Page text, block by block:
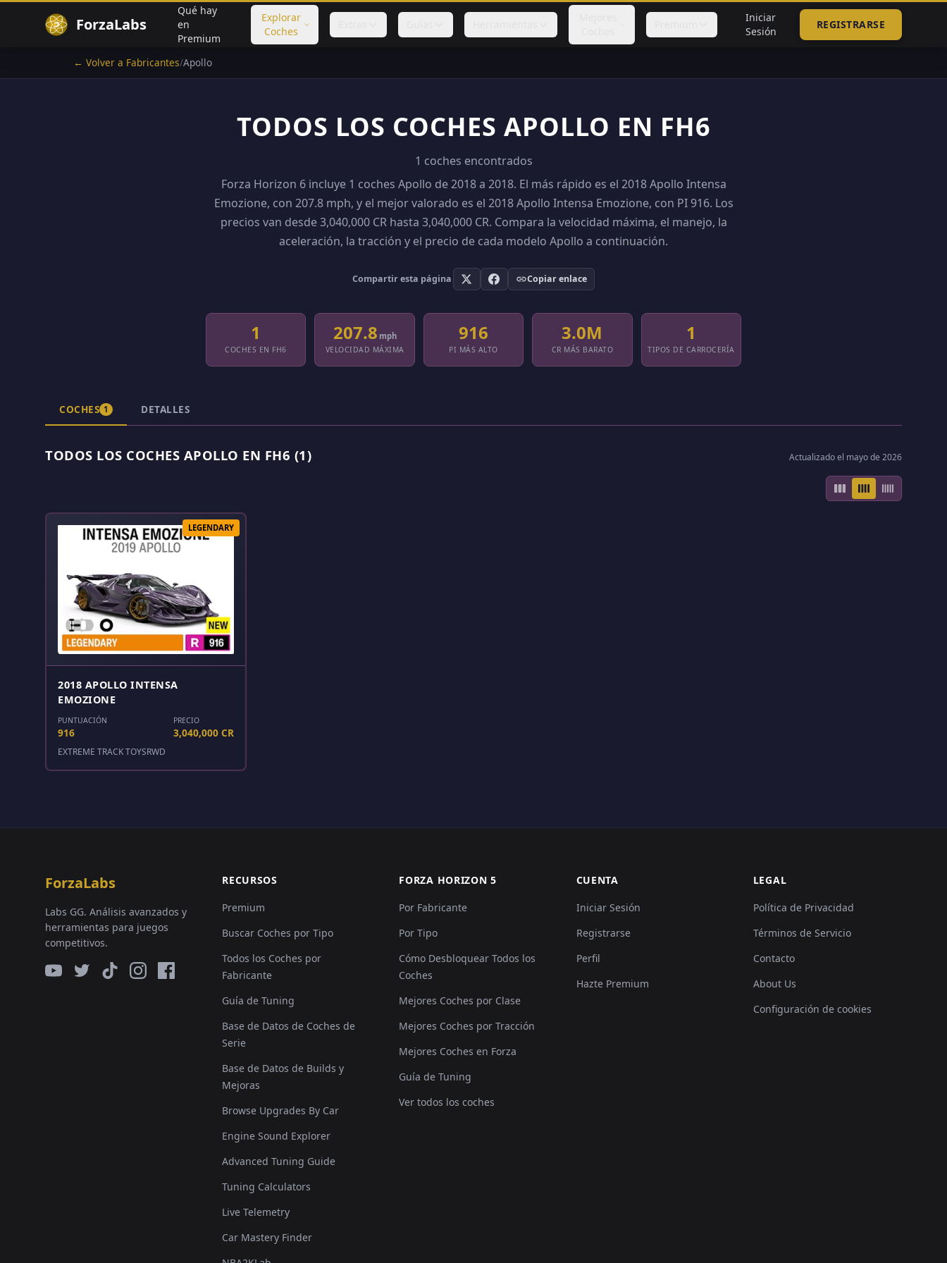
ForzaLabs
Qué hay
en
Premium
Explorar
Coches
Iniciar
Sesión
REGISTRARSE
← Volver a Fabricantes/Apollo
TODOS LOS COCHES APOLLO EN FH6
1 coches encontrados
Forza Horizon 6 incluye 1 coches Apollo de 2018 a 2018. El más rápido es el 2018 Apollo Intensa
Emozione, con 207.8 mph, y el mejor valorado es el 2018 Apollo Intensa Emozione, con PI 916. Los
precios van desde 3,040,000 CR hasta 3,040,000 CR. Compara la velocidad máxima, el manejo, la
aceleración, la tracción y el precio de cada modelo Apollo a continuación.
Compartir esta página Copiar enlace
1
COCHES EN FH6
207.8 mph
VELOCIDAD MÁXIMA
916
PI MÁS ALTO
3.0M
CR MÁS BARATO
1
TIPOS DE CARROCERÍA
COCHES 1 DETALLES
TODOS LOS COCHES APOLLO EN FH6 (1) Actualizado el mayo de 2026
LEGENDARY
2018 APOLLO INTENSA
EMOZIONE
PUNTUACIÓN
916
PRECIO
3,040,000 CR
EXTREME TRACK TOYSRWD
ForzaLabs
Labs GG. Análisis avanzados y
herramientas para juegos
competitivos.
RECURSOS
Premium
Buscar Coches por Tipo
Todos los Coches por
Fabricante
Guía de Tuning
Base de Datos de Coches de
Serie
Base de Datos de Builds y
Mejoras
Browse Upgrades By Car
Engine Sound Explorer
Advanced Tuning Guide
Tuning Calculators
Live Telemetry
Car Mastery Finder
FORZA HORIZON 5
Por Fabricante
Por Tipo
Cómo Desbloquear Todos los
Coches
Mejores Coches por Clase
Mejores Coches por Tracción
Mejores Coches en Forza
Guía de Tuning
Ver todos los coches
CUENTA
Iniciar Sesión
Registrarse
Perfil
Hazte Premium
LEGAL
Política de Privacidad
Términos de Servicio
Contacto
About Us
Configuración de cookies